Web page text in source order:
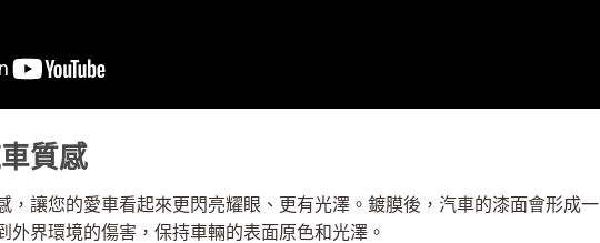
質感
，讓您的愛車看起來更閃亮耀眼、更有光澤。鍍膜後，汽車的漆面會形成一
外界環境的傷害，保持車輛的表面原色和光澤。